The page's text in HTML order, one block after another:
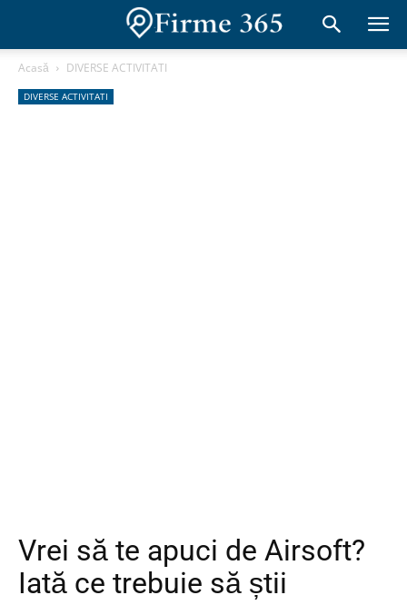
Acasă DIVERSE ACTIVITATI
DIVERSE ACTIVITATI
Vrei să te apuci de Airsoft?
Iată ce trebuie să știi